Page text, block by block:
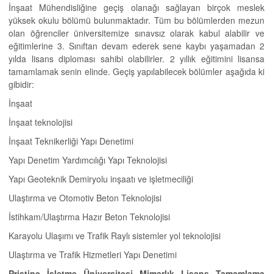
İnşaat Mühendisliğine geçiş olanağı sağlayan birçok meslek
yüksek okulu bölümü bulunmaktadır. Tüm bu bölümlerden mezun
olan öğrenciler üniversitemize sınavsız olarak kabul alabilir ve
eğitimlerine 3. Sınıftan devam ederek sene kaybı yaşamadan 2
yılda lisans diploması sahibi olabilirler. 2 yıllık eğitimini lisansa
tamamlamak senin elinde. Geçiş yapılabilecek bölümler aşağıda ki
gibidir:
İnşaat
İnşaat teknolojisi
İnşaat Teknikerliği Yapı Denetimi
Yapı Denetim Yardımcılığı Yapı Teknolojisi
Yapı Geoteknik Demiryolu inşaatı ve işletmeciliği
Ulaştırma ve Otomotiv Beton Teknolojisi
İstihkam/Ulaştırma Hazır Beton Teknolojisi
Karayolu Ulaşımı ve Trafik Raylı sistemler yol teknolojisi
Ulaştırma ve Trafik Hizmetleri Yapı Denetimi